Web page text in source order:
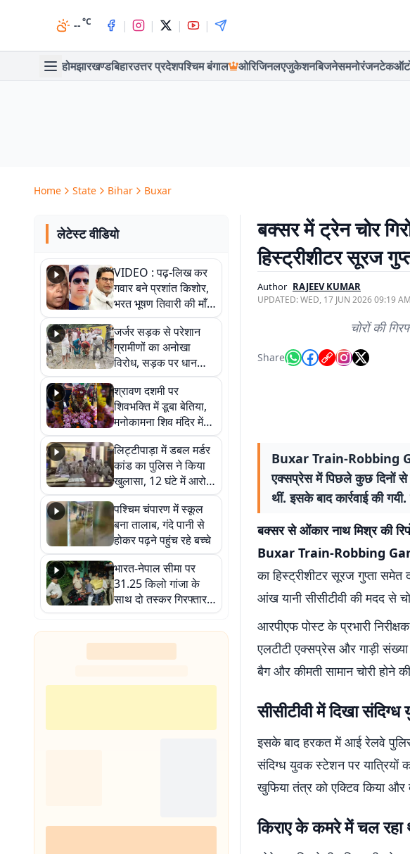
--°C | | | |
होमझारखण्डबिहारउत्तर प्रदेशपश्चिम बंगाल ओरिजिनलएजुकेशनबिजनेसमनोरंजनटेक
Home State Bihar Buxar
लेटेस्ट वीडियो
VIDEO : पढ़-लिख कर
गवार बने प्रशांत किशोर,
भरत भूषण तिवारी की माँ ने
कहा नहीं थी उम्मीद, बेटा
था तो किसी को बोलने की
नहीं थी हिम्मत
जर्जर सड़क से परेशान
ग्रामीणों का अनोखा
विरोध, सड़क पर धान
रोपकर और खाद डालकर
जताया आक्रोश
श्रावण दशमी पर
शिवभक्ति में डूबा बेतिया,
मनोकामना शिव मंदिर में
हुआ भव्य श्रृंगार
लिट्टीपाड़ा में डबल मर्डर
कांड का पुलिस ने किया
खुलासा, 12 घंटे में आरोपी
गिरफ्तार
पश्चिम चंपारण में स्कूल
बना तालाब, गंदे पानी से
होकर पढ़ने पहुंच रहे बच्चे
भारत-नेपाल सीमा पर
31.25 किलो गांजा के
साथ दो तस्कर गिरफ्तार,
नेपाली नंबर की बाइक
जब्त
बक्सर में ट्रेन चोर
हिस्ट्रीशीटर सूरज
Author RAJEEV KUMAR
UPDATED:WED, 17 JUN 2026 09:19
चोरों की
Share
Buxar Train-Robbing
एक्सप्रेस में पिछले कुछ दिनों से
थीं. इसके बाद कार्रवाई की
बक्सर से ओंकार नाथ मिश्र की
Buxar Train-Robbing
का हिस्ट्रीशीटर सूरज गुप्ता समेत
आंख यानी सीसीटीवी की मदद से
आरपीएफ पोस्ट के प्रभारी
एलटीटी एक्सप्रेस और गाड़ी
बैग और कीमती सामान चोरी होने
सीसीटीवी में दिखा
इसके बाद हरकत में आई रेलवे
संदिग्ध युवक स्टेशन पर यात्रियों
खुफिया तंत्र को एक्टिव किया और
किराए के कमरे में चल रहा